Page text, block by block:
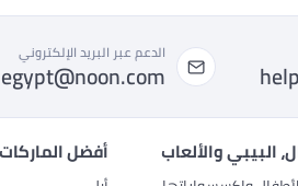
الدعم عبر البريد الإلكتروني
egypt@noon.com
البيبي والألعاب أفضل الماركات